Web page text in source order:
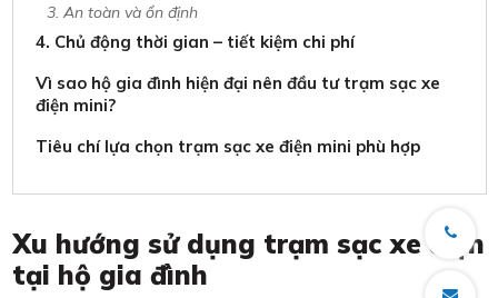
3. An toàn và ổn định
4. Chủ động thời gian – tiết kiệm chi phí
Vì sao hộ gia đình hiện đại nên đầu tư trạm sạc xe
điện mini?
Tiêu chí lựa chọn trạm sạc xe điện mini phù hợp
Xu hướng sử dụng trạm sạc xe điện
tại hộ gia đình